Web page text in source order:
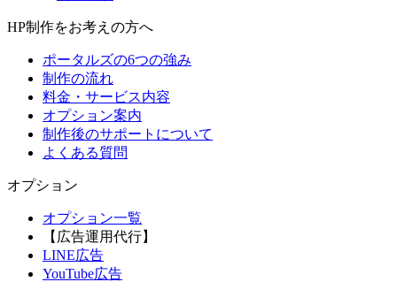
HP制作をお考えの方へ
ポータルズの6つの強み
制作の流れ
料金・サービス内容
オプション案内
制作後のサポートについて
よくある質問
オプション
オプション一覧
【広告運用代行】
LINE広告
YouTube広告